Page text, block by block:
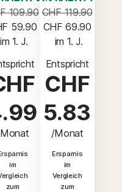
109.90
59.90
im 1. J.
im
zum
CHF 119.90
CHF 69.90
im 1. J.
Entspricht
CHF
5.83
/Monat
Ersparnis
im
Vergleich
zum